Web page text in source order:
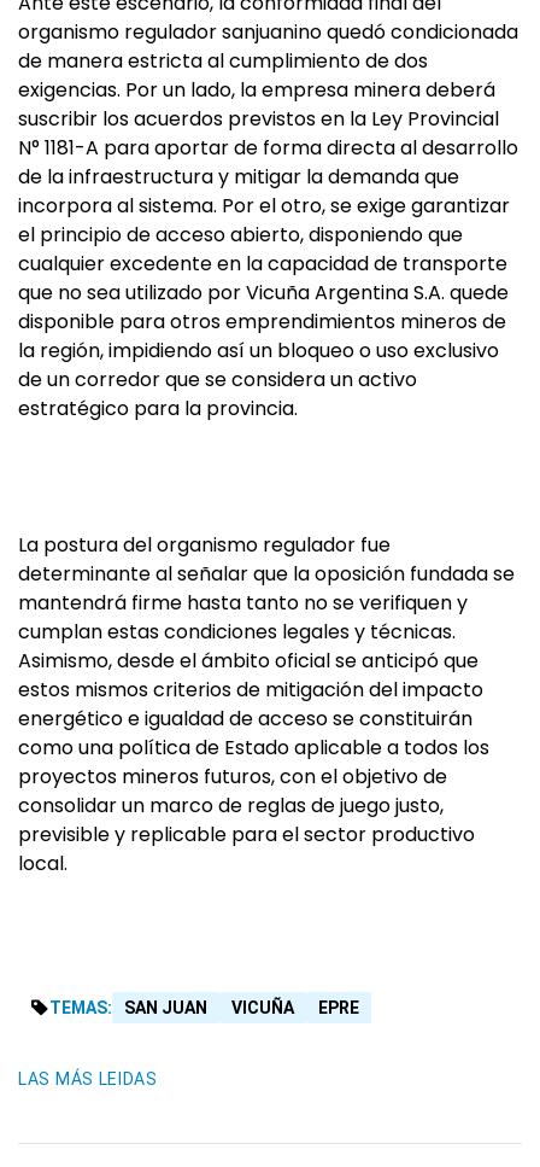
organismo regulador sanjuanino quedó condicionada
de manera estricta al cumplimiento de dos
exigencias. Por un lado, la empresa minera deberá
suscribir los acuerdos previstos en la Ley Provincial
N° 1181-A para aportar de forma directa al desarrollo
de la infraestructura y mitigar la demanda que
incorpora al sistema. Por el otro, se exige garantizar
el principio de acceso abierto, disponiendo que
cualquier excedente en la capacidad de transporte
que no sea utilizado por Vicuña Argentina S.A. quede
disponible para otros emprendimientos mineros de
la región, impidiendo así un bloqueo o uso exclusivo
de un corredor que se considera un activo
estratégico para la provincia.
La postura del organismo regulador fue
determinante al señalar que la oposición fundada se
mantendrá firme hasta tanto no se verifiquen y
cumplan estas condiciones legales y técnicas.
Asimismo, desde el ámbito oficial se anticipó que
estos mismos criterios de mitigación del impacto
energético e igualdad de acceso se constituirán
como una política de Estado aplicable a todos los
proyectos mineros futuros, con el objetivo de
consolidar un marco de reglas de juego justo,
previsible y replicable para el sector productivo
local.
TEMAS: SAN JUAN VICUÑA EPRE
LAS MÁS LEIDAS